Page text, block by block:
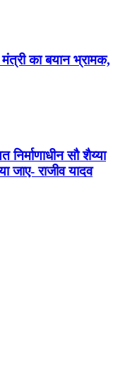
का बयान भ्रामक,
सौ शैय्या
जाए- राजीव यादव